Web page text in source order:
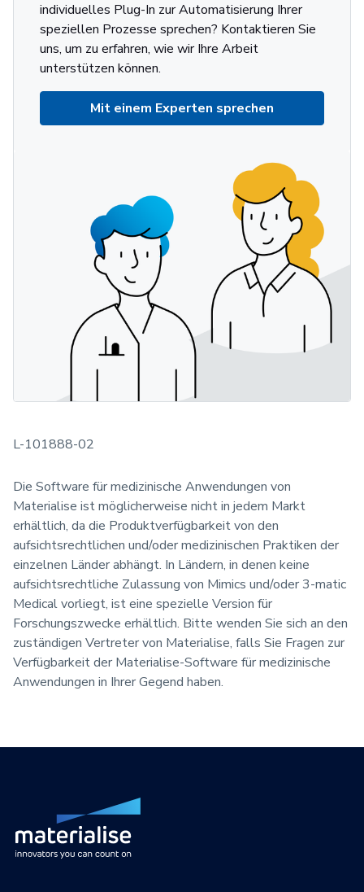
individuelles Plug-In zur Automatisierung Ihrer
speziellen Prozesse sprechen? Kontaktieren Sie
uns, um zu erfahren, wie wir Ihre Arbeit
unterstützen können.
Mit einem Experten sprechen
L-101888-02
Die Software für medizinische Anwendungen von
Materialise ist möglicherweise nicht in jedem Markt
erhältlich, da die Produktverfügbarkeit von den
aufsichtsrechtlichen und/oder medizinischen Praktiken der
einzelnen Länder abhängt. In Ländern, in denen keine
aufsichtsrechtliche Zulassung von Mimics und/oder 3-matic
Medical vorliegt, ist eine spezielle Version für
Forschungszwecke erhältlich. Bitte wenden Sie sich an den
zuständigen Vertreter von Materialise, falls Sie Fragen zur
Verfügbarkeit der Materialise-Software für medizinische
Anwendungen in Ihrer Gegend haben.